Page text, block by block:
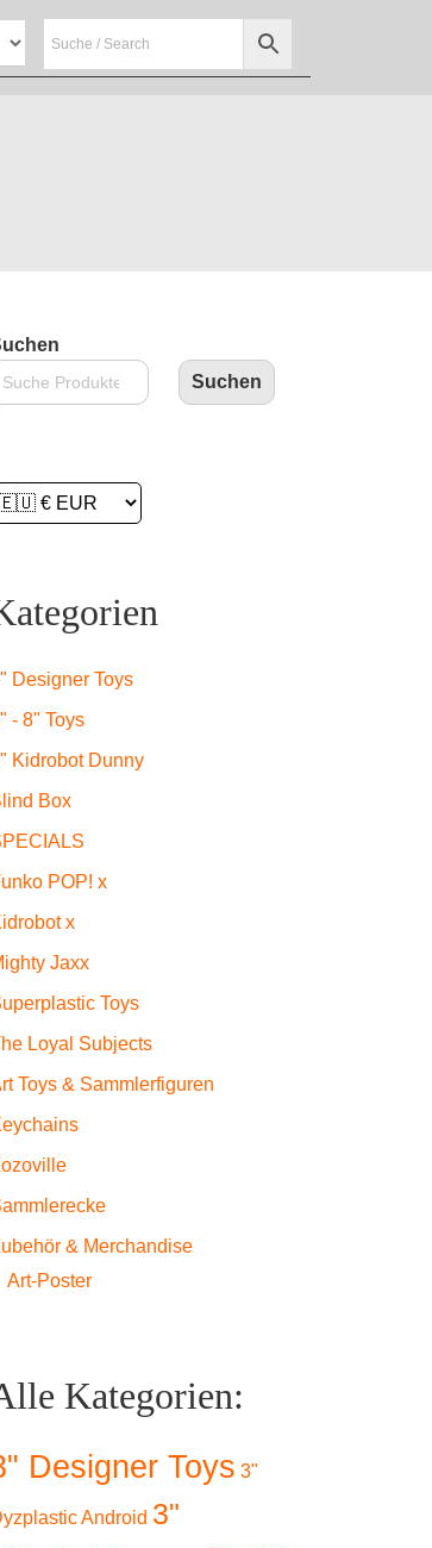
Suchen
Designer Toys
- 8" Toys
Kidrobot Dunny
Box
POP! x
x
Jaxx
Toys
Loyal Subjects
Toys & Sammlerfiguren
& Merchandise
Art-Poster
Kategorien:
Designer Toys 3"
Android 3"